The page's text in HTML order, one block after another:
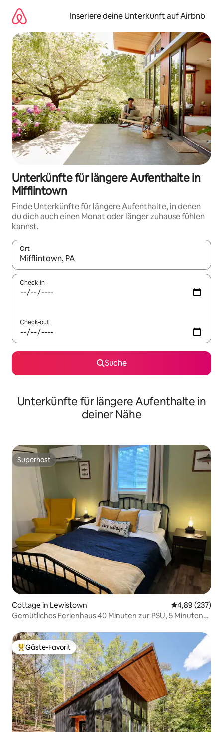
Inhalten
springen
Inseriere deine Unterkunft auf Airbnb
Unterkünfte für längere Aufenthalte in
Mifflintown
Finde Unterkünfte für längere Aufenthalte, in denen
du dich auch einen Monat oder länger zuhause fühlen
kannst.
Ort
Wenn Ergebnisse verfügbar sind, navigiere mit den
Check-in
Check-out
Suche
Unterkünfte für längere Aufenthalte in
deiner Nähe
Superhost
Superhost
Cottage in Lewistown
4,89 (237)
Gemütliches Ferienhaus 40 Minuten zur PSU, 5 Minuten
Beliebter Gäste-Favorit.
Gäste-Favorit